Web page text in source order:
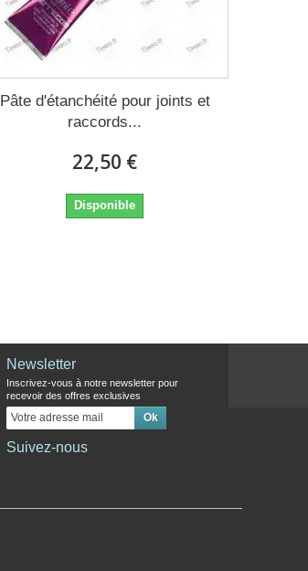
Pâte d'étanchéité pour joints et
raccords...
22,50 €
Disponible
Newsletter
Inscrivez-vous à notre newsletter pour
recevoir des offres exclusives
Suivez-nous